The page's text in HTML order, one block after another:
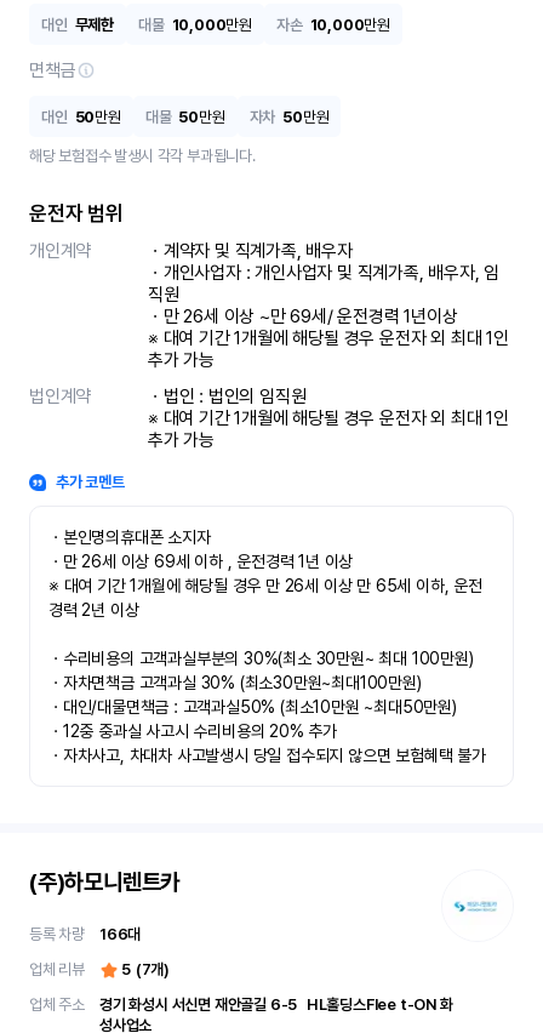
대인 무제한 대물 10,000만원 자손 10,000만원
면책금
대인 50만원 대물 50만원 자차 50만원
해당 보험접수 발생시 각각 부과됩니다.
운전자 범위
개인계약
ㆍ계약자 및 직계가족, 배우자
ㆍ개인사업자 : 개인사업자 및 직계가족, 배우자, 임
직원
ㆍ만 26세 이상 ~만 69세/ 운전경력 1년이상
※ 대여 기간 1개월에 해당될 경우 운전자 외 최대 1인
추가 가능
법인계약
ㆍ법인 : 법인의 임직원
※ 대여 기간 1개월에 해당될 경우 운전자 외 최대 1인
추가 가능
추가 코멘트
ㆍ본인명의휴대폰 소지자
ㆍ만 26세 이상 69세 이하 , 운전경력 1년 이상
※ 대여 기간 1개월에 해당될 경우 만 26세 이상 만 65세 이하, 운전
경력 2년 이상
ㆍ수리비용의 고객과실부분의 30%(최소 30만원~ 최대 100만원)
ㆍ자차면책금 고객과실 30% (최소30만원~최대100만원)
ㆍ대인/대물면책금 : 고객과실50% (최소10만원 ~최대50만원)
ㆍ12중 중과실 사고시 수리비용의 20% 추가
ㆍ자차사고, 차대차 사고발생시 당일 접수되지 않으면 보험혜택 불가
(주)하모니렌트카
등록 차량 166대
업체 리뷰
5 (7개)
업체 주소
경기 화성시 서신면 재안골길 6-5	 HL홀딩스Flee t-ON 화
성사업소